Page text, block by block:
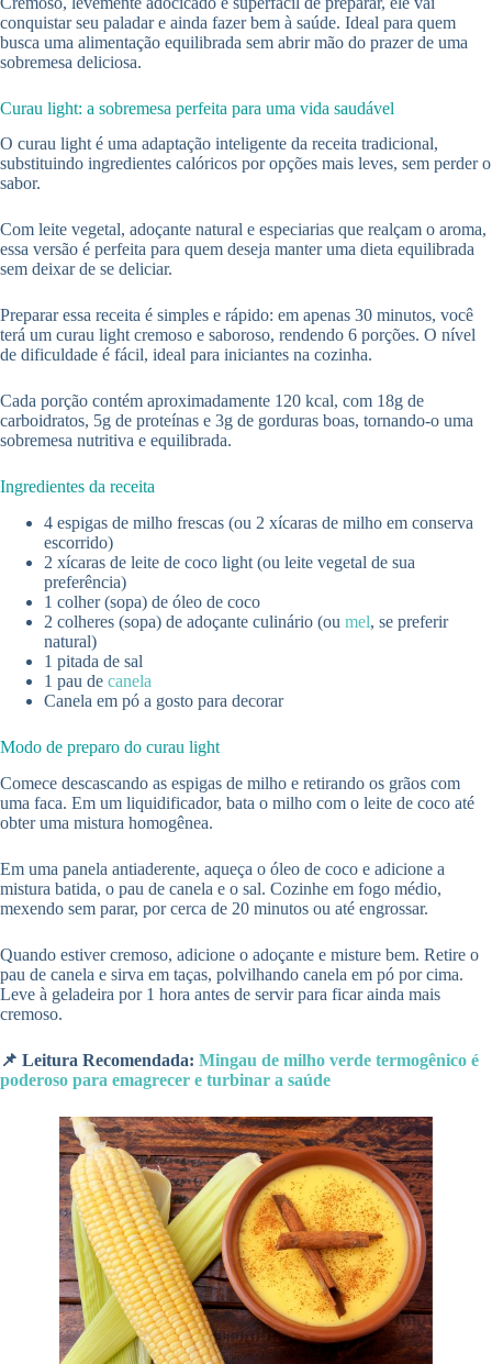
conquistar seu paladar e ainda fazer bem à saúde. Ideal para quem
busca uma alimentação equilibrada sem abrir mão do prazer de uma
sobremesa deliciosa.
Curau light: a sobremesa perfeita para uma vida saudável
O curau light é uma adaptação inteligente da receita tradicional,
substituindo ingredientes calóricos por opções mais leves, sem perder o
sabor.
Com leite vegetal, adoçante natural e especiarias que realçam o aroma,
essa versão é perfeita para quem deseja manter uma dieta equilibrada
sem deixar de se deliciar.
Preparar essa receita é simples e rápido: em apenas 30 minutos, você
terá um curau light cremoso e saboroso, rendendo 6 porções. O nível
de dificuldade é fácil, ideal para iniciantes na cozinha.
Cada porção contém aproximadamente 120 kcal, com 18g de
carboidratos, 5g de proteínas e 3g de gorduras boas, tornando-o uma
sobremesa nutritiva e equilibrada.
Ingredientes da receita
4 espigas de milho frescas (ou 2 xícaras de milho em conserva
escorrido)
2 xícaras de leite de coco light (ou leite vegetal de sua
preferência)
1 colher (sopa) de óleo de coco
2 colheres (sopa) de adoçante culinário (ou mel, se preferir
natural)
1 pitada de sal
1 pau de canela
Canela em pó a gosto para decorar
Modo de preparo do curau light
Comece descascando as espigas de milho e retirando os grãos com
uma faca. Em um liquidificador, bata o milho com o leite de coco até
obter uma mistura homogênea.
Em uma panela antiaderente, aqueça o óleo de coco e adicione a
mistura batida, o pau de canela e o sal. Cozinhe em fogo médio,
mexendo sem parar, por cerca de 20 minutos ou até engrossar.
Quando estiver cremoso, adicione o adoçante e misture bem. Retire o
pau de canela e sirva em taças, polvilhando canela em pó por cima.
Leve à geladeira por 1 hora antes de servir para ficar ainda mais
cremoso.
📌 Leitura Recomendada: Mingau de milho verde termogênico é
poderoso para emagrecer e turbinar a saúde